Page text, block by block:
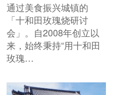
通过美食振兴城镇的
「十和田玫瑰烧研讨
会」。自2008年创立以
来，始终秉持“用十和田
玫瑰…
查看信息